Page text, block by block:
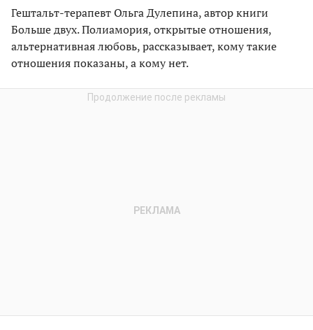
Гештальт-терапевт Ольга Дулепина, автор книги
Больше двух. Полиамория, открытые отношения,
альтернативная любовь, рассказывает, кому такие
отношения показаны, а кому нет.